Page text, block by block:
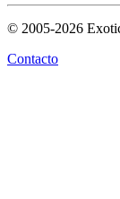
© 2005-2026
Contacto